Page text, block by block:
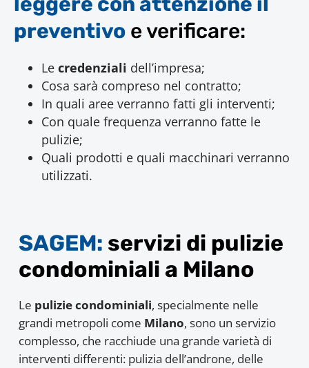
preventivo e verificare:
Le credenziali dell’impresa;
Cosa sarà compreso nel contratto;
In quali aree verranno fatti gli interventi;
Con quale frequenza verranno fatte le
pulizie;
Quali prodotti e quali macchinari verranno
utilizzati.
SAGEM: servizi di pulizie
condominiali a Milano
Le pulizie condominiali, specialmente nelle
grandi metropoli come Milano, sono un servizio
complesso, che racchiude una grande varietà di
interventi differenti: pulizia dell’androne, delle